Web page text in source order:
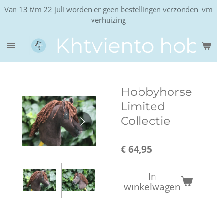
Ga
de
hoofdinhoud
Khtviento
Van 13 t/m 22 juli worden er geen bestellingen verzonden ivm
verhuizing
Hobbyhorse
Limited
Collectie
€ 64,95
In
winkelwagen